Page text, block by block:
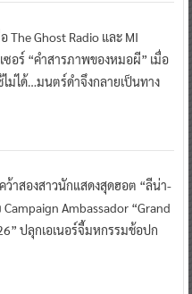
The Ghost Radio และ MI
ซอร์ “คำสารภาพของหมอผี” เมื่อ
ม่ได้…มนตร์ดำจึงกลายเป็นทาง
าสองสาวนักแสดงสุดฮอต “ลีน่า-
Ambassador “Grand
ปลุกเอเนอร์จี้มหกรรมช้อปก